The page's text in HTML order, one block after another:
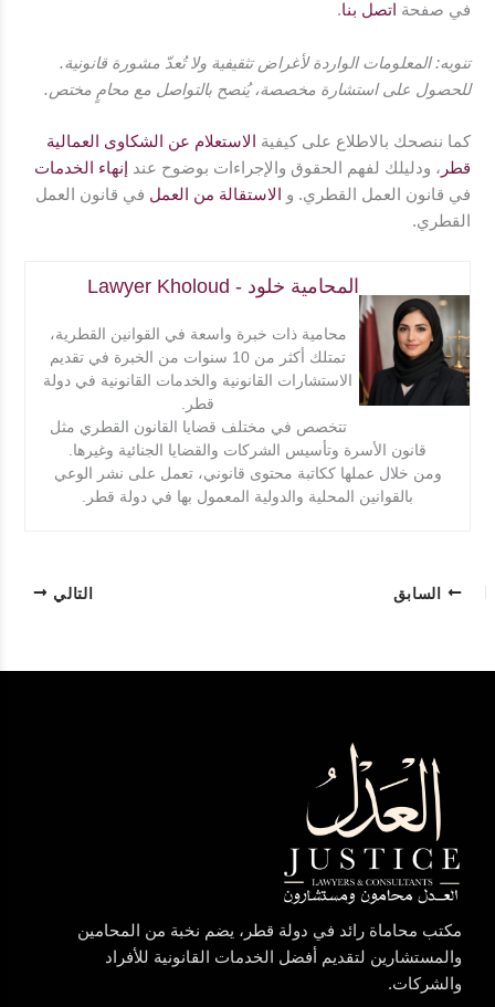
في صفحة اتصل بنا.
تنويه: المعلومات الواردة لأغراض تثقيفية ولا تُعدّ مشورة قانونية.
للحصول على استشارة مخصصة، يُنصح بالتواصل مع محامٍ مختص.
كما ننصحك بالاطلاع على كيفية
الاستعلام عن الشكاوى العمالية
قطر ، ودليلك لفهم الحقوق والإجراءات بوضوح عند
إنهاء الخدمات
في قانون العمل القطري. و
الاستقالة من العمل في قانون العمل
القطري.
المحامية خلود - Lawyer Kholoud
محامية ذات خبرة واسعة في القوانين القطرية،
تمتلك أكثر من 10 سنوات من الخبرة في تقديم
الاستشارات القانونية والخدمات القانونية في دولة
قطر.
تتخصص في مختلف قضايا القانون القطري مثل
قانون الأسرة وتأسيس الشركات والقضايا الجنائية وغيرها.
ومن خلال عملها ككاتبة محتوى قانوني، تعمل على نشر الوعي
بالقوانين المحلية والدولية المعمول بها في دولة قطر.
السابق التالي
مكتب محاماة رائد في دولة قطر، يضم نخبة من المحامين
والمستشارين لتقديم أفضل الخدمات القانونية للأفراد
والشركات.